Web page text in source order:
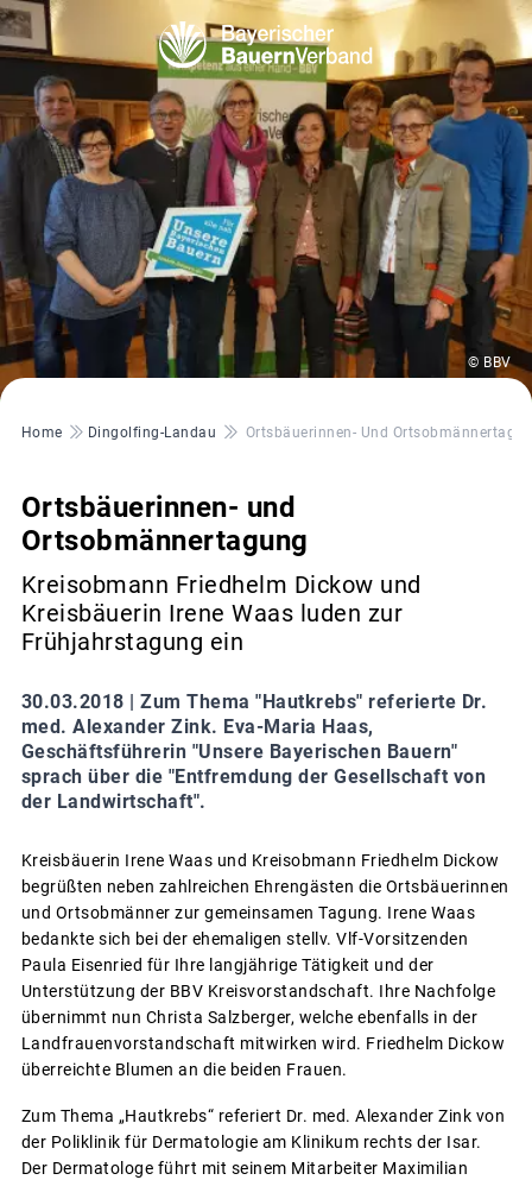
© BBV
Pfadnavigation
Home Dingolfing-Landau Ortsbäuerinnen- Und
Ortsbäuerinnen- und
Ortsobmännertagung
Kreisobmann Friedhelm Dickow und
Kreisbäuerin Irene Waas luden zur
Frühjahrstagung ein
30.03.2018 | Zum Thema "Hautkrebs" referierte Dr.
med. Alexander Zink. Eva-Maria Haas,
Geschäftsführerin "Unsere Bayerischen Bauern"
sprach über die "Entfremdung der Gesellschaft von
der Landwirtschaft".
Kreisbäuerin Irene Waas und Kreisobmann Friedhelm Dickow
begrüßten neben zahlreichen Ehrengästen die Ortsbäuerinnen
und Ortsobmänner zur gemeinsamen Tagung. Irene Waas
bedankte sich bei der ehemaligen stellv. Vlf-Vorsitzenden
Paula Eisenried für Ihre langjährige Tätigkeit und der
Unterstützung der BBV Kreisvorstandschaft. Ihre Nachfolge
übernimmt nun Christa Salzberger, welche ebenfalls in der
Landfrauenvorstandschaft mitwirken wird. Friedhelm Dickow
überreichte Blumen an die beiden Frauen.
Zum Thema „Hautkrebs“ referiert Dr. med. Alexander Zink von
der Poliklinik für Dermatologie am Klinikum rechts der Isar.
Der Dermatologe führt mit seinem Mitarbeiter Maximilian